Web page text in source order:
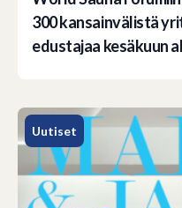
300 kansainvälistä
edustajaa kesäkuun
Uutiset